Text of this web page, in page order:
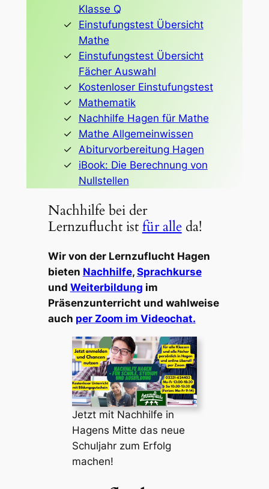
Klasse Q
Einstufungstest Übersicht
Mathe
Einstufungstest Übersicht
Fächer Auswahl
Kostenloser Einstufungstest
Mathematik
Nachhilfe Hagen für Mathe
Mathe Allgemeinwissen
Abiturvorbereitung Hagen
iBook: Die Berechnung von
Nullstellen
Nachhilfe bei der
Lernzuflucht istfür alleda!
Wir von der Lernzuflucht Hagen
bieten Nachhilfe, Sprachkurse
und Weiterbildung im
Präsenzunterricht und wahlweise
auch per Zoom im Videochat.
Jetzt mit Nachhilfe in
Hagens Mitte das neue
Schuljahr zum Erfolg
machen!